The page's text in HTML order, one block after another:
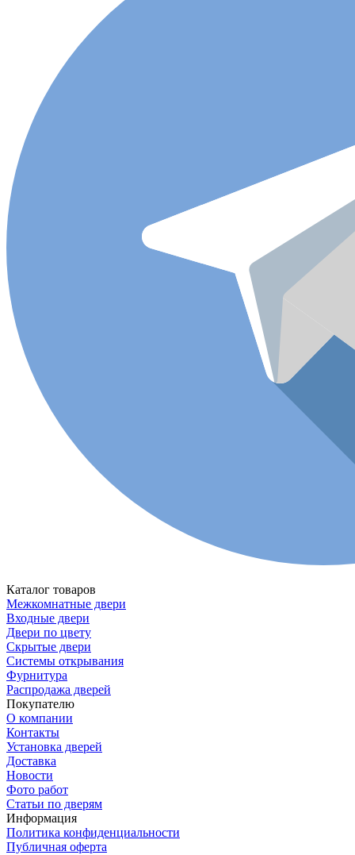
Каталог товаров
Межкомнатные двери
Входные двери
Двери по цвету
Скрытые двери
Системы открывания
Фурнитура
Распродажа дверей
Покупателю
О компании
Контакты
Установка дверей
Доставка
Новости
Фото работ
Статьи по дверям
Информация
Политика конфиденциальности
Публичная оферта